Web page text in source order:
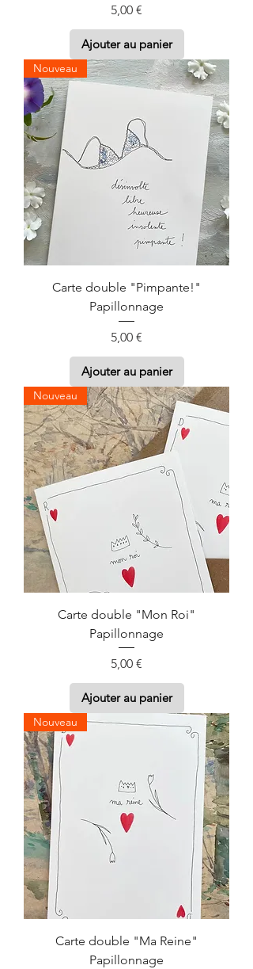
Prix
5,00 €
Ajouter au panier
Nouveau
Carte double "Pimpante!"
Papillonnage
Prix
5,00 €
Ajouter au panier
Nouveau
Carte double "Mon Roi"
Papillonnage
Prix
5,00 €
Ajouter au panier
Nouveau
Carte double "Ma Reine"
Papillonnage